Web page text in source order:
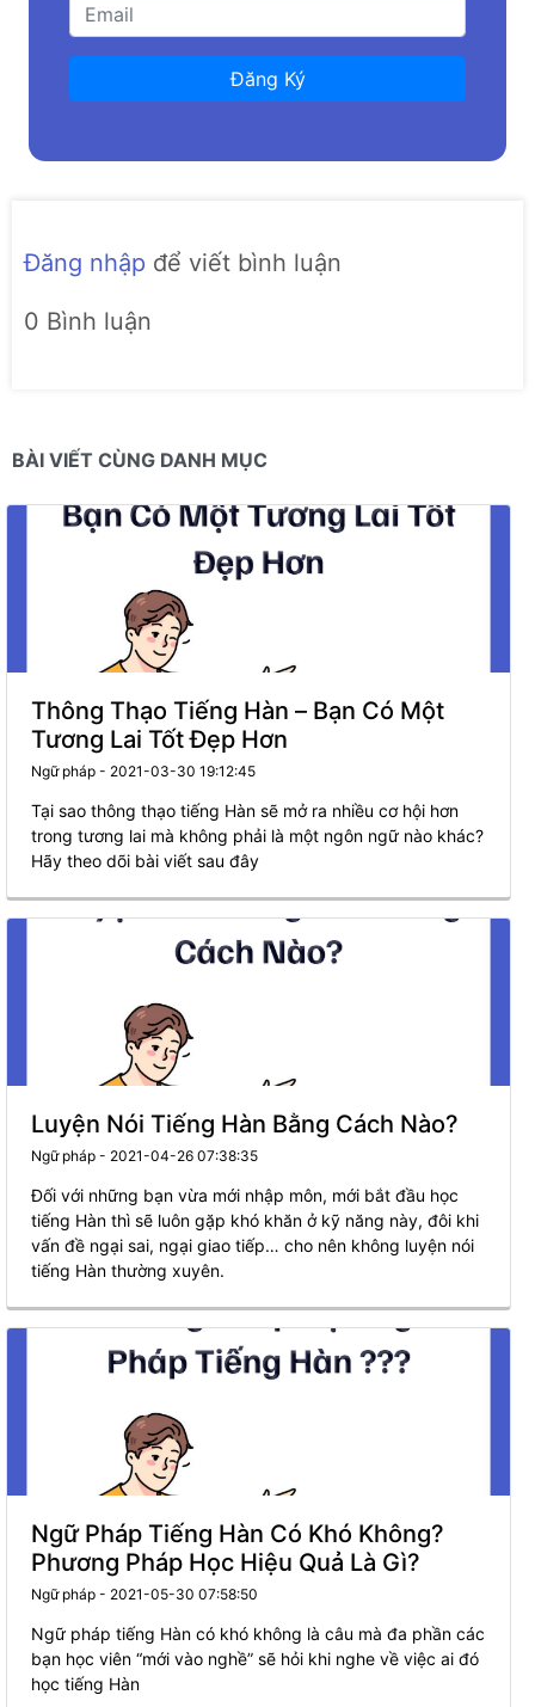
Đăng Ký
Đăng nhập để viết bình luận
0 Bình luận
BÀI VIẾT CÙNG DANH MỤC
Thông Thạo Tiếng Hàn – Bạn Có Một
Tương Lai Tốt Đẹp Hơn
Ngữ pháp - 2021-03-30 19:12:45
Tại sao thông thạo tiếng Hàn sẽ mở ra nhiều cơ hội hơn
trong tương lai mà không phải là một ngôn ngữ nào khác?
Hãy theo dõi bài viết sau đây
Luyện Nói Tiếng Hàn Bằng Cách Nào?
Ngữ pháp - 2021-04-26 07:38:35
Đối với những bạn vừa mới nhập môn, mới bắt đầu học
tiếng Hàn thì sẽ luôn gặp khó khăn ở kỹ năng này, đôi khi
vấn đề ngại sai, ngại giao tiếp… cho nên không luyện nói
tiếng Hàn thường xuyên.
Ngữ Pháp Tiếng Hàn Có Khó Không?
Phương Pháp Học Hiệu Quả Là Gì?
Ngữ pháp - 2021-05-30 07:58:50
Ngữ pháp tiếng Hàn có khó không là câu mà đa phần các
bạn học viên “mới vào nghề” sẽ hỏi khi nghe về việc ai đó
học tiếng Hàn